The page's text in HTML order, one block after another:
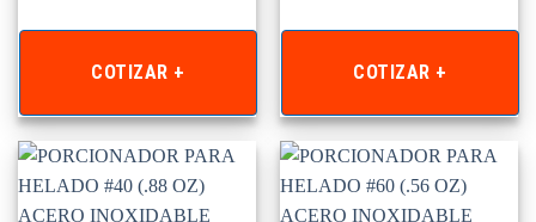
COTIZAR + COTIZAR +